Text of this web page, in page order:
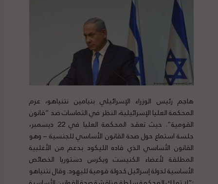
هاجم رئيس الوزراء الإسرائيلي بنيامين نتنياهو، عزم
المحكمة العليا الإسرائيلية، النظر في التماسات ضد “قانون
القومية”. حيث تعقد المحكمة العليا في 22 ديسمبر،
جلسة استماع حول صحة القانون الأساسي للجنسية – وهو
القانون الأساسي الذي قاده الليكود بدعم من الأغلبية
المطلقة لأعضاء الكنيست ويكرس دستوريا الخصائص
الأساسية لدولة إسرائيل كدولة قومية لليهود. وقال نتنياهو